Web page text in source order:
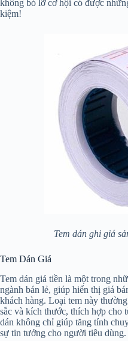
không bỏ lỡ cơ hội có được
kiệm!
Tem dán ghi giá
Tem Dán Giá
Tem dán giá tiền là một trong
ngành bán lẻ, giúp hiển thị giá
khách hàng. Loại tem này
sắc và kích thước, thích hợp cho
dán không chỉ giúp tăng tính
sự tin tưởng cho người tiêu dùng.